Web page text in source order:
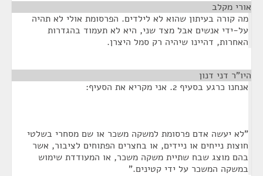
אורי מקלב
מה קורה בעיתון שהוא לא לילדים. הפרסומת אולי לא תהיה
על-ידי אנשים אבל מצד שני, היא לא תעמוד בהגדרות
האחרות, דהיינו שיהיה רק סמל היצרן.
היו"ר דני דנון
אנחנו כרגע בסעיף 2. אני מקריא את הסעיף:
"לא יעשה אדם פרסומת למשקה משכר או שם מסחרי בשלטי
חוצות נייחים או ניידים, או בחצרים הפתוחים לציבור, אשר
בהם מוצג שבח שתיית משקה משכר, או המעודדת שימוש
במשקה המשכר על ידי קטינים."